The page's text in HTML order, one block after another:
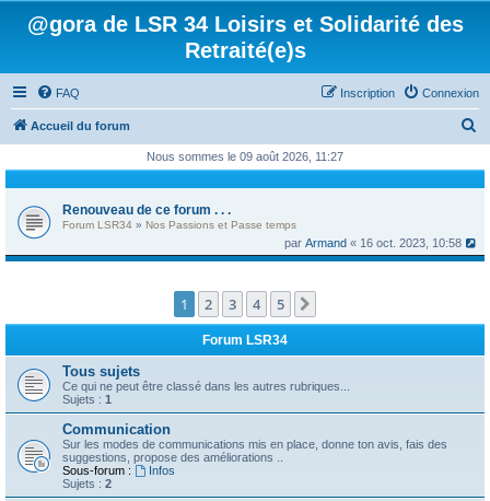
@gora de LSR 34 Loisirs et Solidarité des
Retraité(e)s
FAQ Connexion
Inscription
Accueil du forum
r
r
Nous sommes le 09 août 2026, 11:27
Renouveau de ce forum . . .
Forum LSR34 » Nos Passions et Passe temps
parArmand « 16 oct. 2023, 10:58
1 2 3 4 5
Forum LSR34
Tous sujets
Ce qui ne peut être classé dans les autres rubriques...
Sujets : 1
Communication
Sur les modes de communications mis en place, donne ton avis, fais des
suggestions, propose des améliorations ..
Sous-forum :
Infos
Sujets : 2